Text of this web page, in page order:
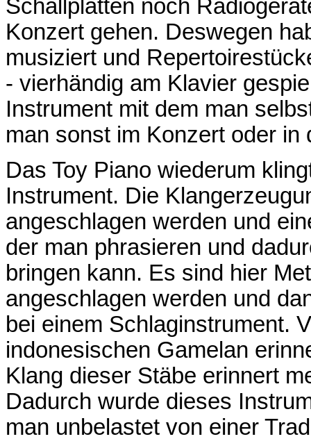
Schallplatten noch
Konzert gehen. Deswegen
musiziert und
- vierhändig am Klavier
Instrument mit dem man
man sonst im Konzert oder in
Das Toy Piano wiederum
Instrument. Die
angeschlagen werden und
der man phrasieren und
bringen kann. Es sind hier
angeschlagen werden und
bei einem Schlaginstrument.
indonesischen Gamelan
Klang dieser Stäbe erinnert
Dadurch wurde dieses
man unbelastet von einer